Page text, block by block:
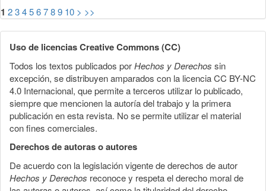
1 23456789 10 > >>
Uso de licencias Creative Commons (CC)
Todos los textos publicados porHechos y Derechos sin
excepción, se distribuyen amparados con la licencia CC BY-NC
4.0 Internacional, que permite a terceros utilizar lo publicado,
siempre que mencionen la autoría del trabajo y la primera
publicación en esta revista. No se permite utilizar el material
con fines comerciales.
Derechos de autoras o autores
De acuerdo con la legislación vigente de derechos de autor
Hechos y Derechos reconoce y respeta el derecho moral de